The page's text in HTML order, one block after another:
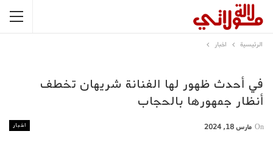
الرئيسية اخبار
في أحدث ظهور لها الفنانة شريهان تخطف
أنظار جمهورها بالحجاب
اخبار On مارس 18, 2024